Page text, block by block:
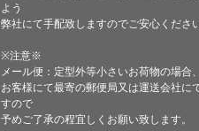
よう
弊社にて手配致しますのでご安心ください
※注意※
メール便：定型外等小さいお荷物の場合
お客様にて最寄の郵便局又は運送会社に
すので
予めご了承の程宜しくお願い致します。